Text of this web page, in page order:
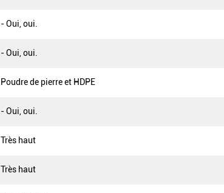
- Oui, oui.
- Oui, oui.
Poudre de pierre et HDPE
- Oui, oui.
Très haut
Très haut